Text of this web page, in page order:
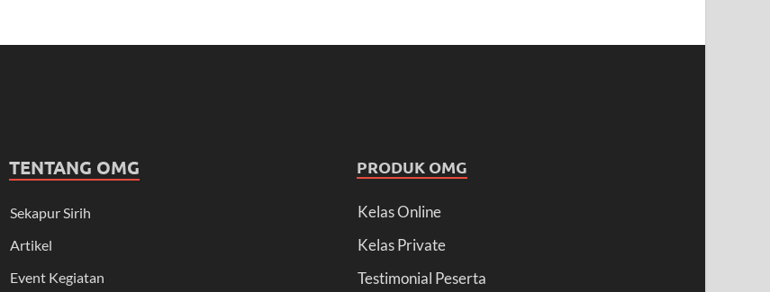
TENTANG OMG
Sekapur Sirih
Artikel
Event Kegiatan
PRODUK OMG
Kelas Online
Kelas Private
Testimonial Peserta